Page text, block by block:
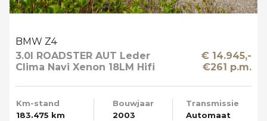
BMW Z4
3.0I ROADSTER AUT Leder
Clima Navi Xenon 18LM Hifi
€ 14.945,-
€261 p.m.
Km-stand
183.475 km
Bouwjaar
2003
Transmissie
Automaat